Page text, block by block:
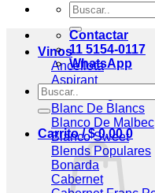
Buscar
por:
Vinos
Ancellota
Aspirant
Assemblage
Blanc De Blancs
Blanco De Malbec
Blanco Sweet
Blends
Bonarda
Cabernet
Contactar
11 5154-0117
WhatsApp
Buscar
por:
Carrito /$0,00 0